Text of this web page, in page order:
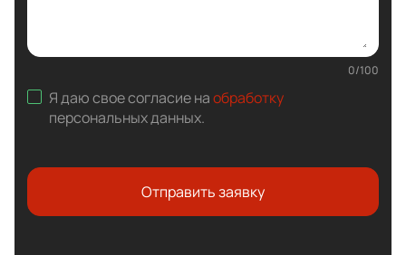
0/100
Я даю свое согласие наобработку
персональных данных.
Отправить заявку